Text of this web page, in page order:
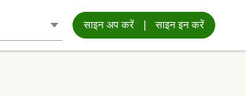
साइन अप करें |साइन इन करें